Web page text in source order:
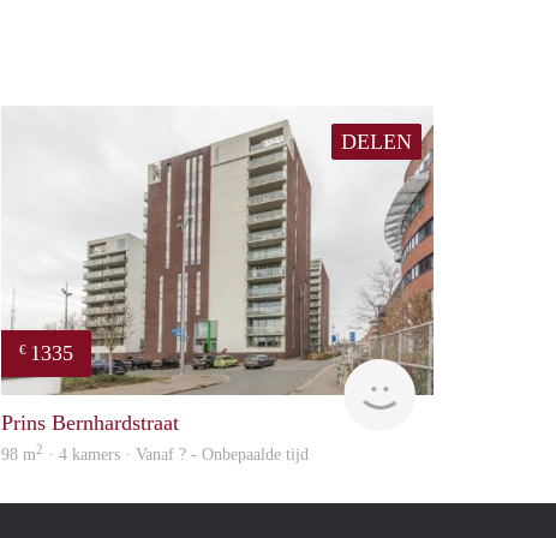
DELEN
€ 1335
finder
Prins Bernhardstraat
98 m2 · 4 kamers · Vanaf ? - Onbepaalde tijd